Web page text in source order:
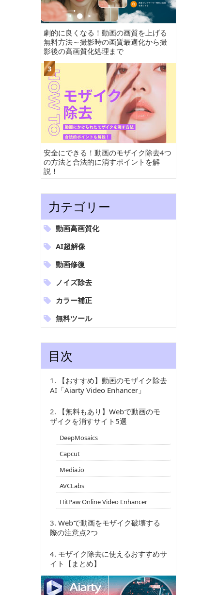
劇的に良くなる！動画の画質を上げる
無料方法～撮影時の画質最適化から撮
影後の高画質化処理まで
安全にできる！動画のモザイク除去4つ
の方法と合法的に消すポイントを解
説！
力テゴリー
動画高画質化
AI超解像
動画修復
ノイズ除去
カラー補正
無料ツール
目次
1.
【おすすめ】動画のモザイク除去
AI「Aiarty Video Enhancer」
2.
【無料もあり】Webで動画のモ
ザイクを消すサイト5選
DeepMosaics
Capcut
Media.io
AVCLabs
HitPaw Online Video Enhancer
3. Webで動画をモザイク破壊する
際の注意点2つ
4. モザイク除去に使えるおすすめサ
イト【まとめ】